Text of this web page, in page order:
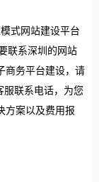
式网站建设平台
联系深圳的网站
商务平台建设，请
服联系电话，为您
方案以及费用报